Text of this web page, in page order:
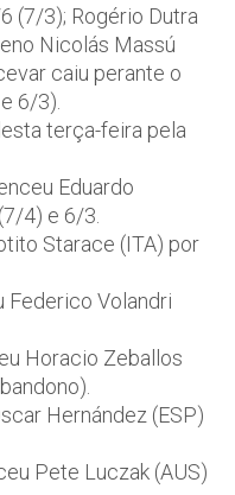
(7/3); Rogério Dutra
Nicolás Massú
caiu perante o
6/3).
terça-feira pela
Eduardo
4) e 6/3.
Starace (ITA) por
Federico Volandri
Horacio Zeballos
Hernández (ESP)
Pete Luczak (AUS)